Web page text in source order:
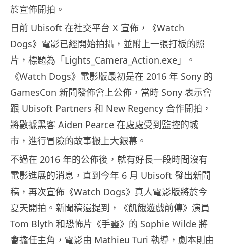
於宣佈開拍。
日前 Ubisoft 在社交平台 X 宣佈，《Watch
Dogs》電影已經開始拍攝，並附上一張打板的照
片，標題為「Lights_Camera_Action.exe」。
《Watch Dogs》電影版最初是在 2016 年 Sony 的
GamesCon 新聞發佈會上公佈，當時 Sony 表示會
跟 Ubisoft Partners 和 New Regency 合作開拍，
將數據黑客 Aiden Pearce 在處處受到監控的城
市，進行冒險的故事搬上大銀幕。
不過在 2016 年的公佈後，就有好長一段時間沒有
電影進展的消息，直到今年 6 月 Ubisoft 發出新聞
稿，再次宣佈《Watch Dogs》真人電影版將於今
夏天開拍。新聞稿還提到，《飢餓遊戲前傳》演員
Tom Blyth 和恐怖片《手靈》的 Sophie Wilde 將
會擔任主角，電影由 Mathieu Turi 執導，劇本則由